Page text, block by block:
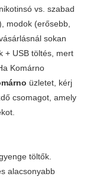
vs. szabad
modok (erősebb,
sokan
+ USB töltés, mert
Komárno
üzletet, kérj
csomagot, amely
töltők.
alacsonyabb